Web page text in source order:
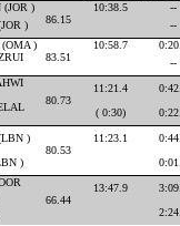
(JOR )
86.15
10:38.5
--
) --
)
83.51
10:58.7
--
80.73
11:21.4
( 0:30)
)
80.53
11:23.1
)
66.44
13:47.9